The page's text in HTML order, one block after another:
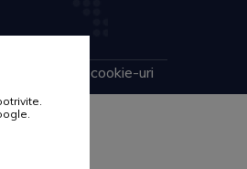
Politica de cookie-uri